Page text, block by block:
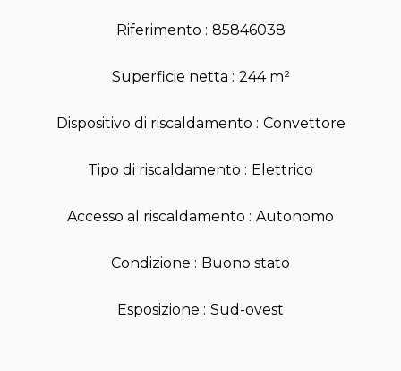
Riferimento 85846038
Superficie netta 244 m²
Dispositivo di riscaldamento Convettore
Tipo di riscaldamento Elettrico
Accesso al riscaldamento Autonomo
Condizione Buono stato
Esposizione Sud-ovest